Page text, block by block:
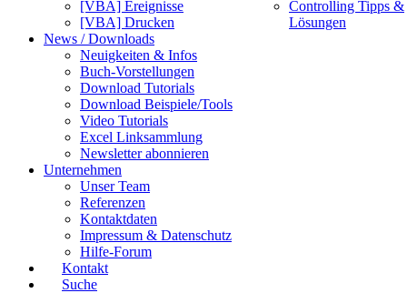
[VBA] Ereignisse
[VBA] Drucken
Controlling Tipps &
Lösungen
News / Downloads
Neuigkeiten & Infos
Buch-Vorstellungen
Download Tutorials
Download Beispiele/Tools
Video Tutorials
Excel Linksammlung
Newsletter abonnieren
Unternehmen
Unser Team
Referenzen
Kontaktdaten
Impressum & Datenschutz
Hilfe-Forum
Kontakt
Suche